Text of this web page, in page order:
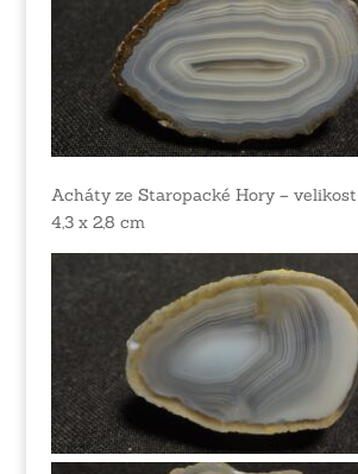
Acháty ze Staropacké Hory – velikost
4,3 x 2,8 cm